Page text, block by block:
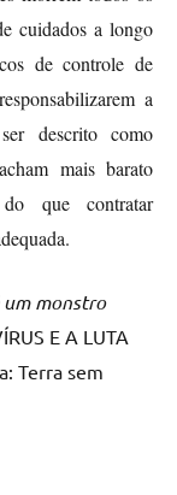
cuidados a longo
de controle de
a
descrito como
mais barato
que contratar
um monstro
E A LUTA
Terra sem